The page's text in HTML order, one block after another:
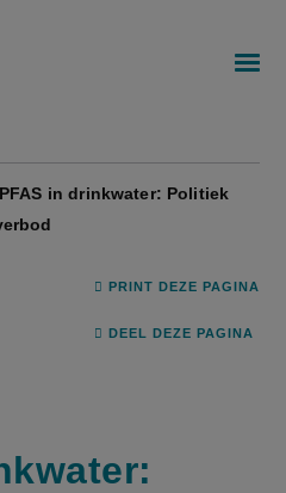
PFAS in drinkwater: Politiek
PRINT DEZE PAGINA
DEEL DEZE PAGINA